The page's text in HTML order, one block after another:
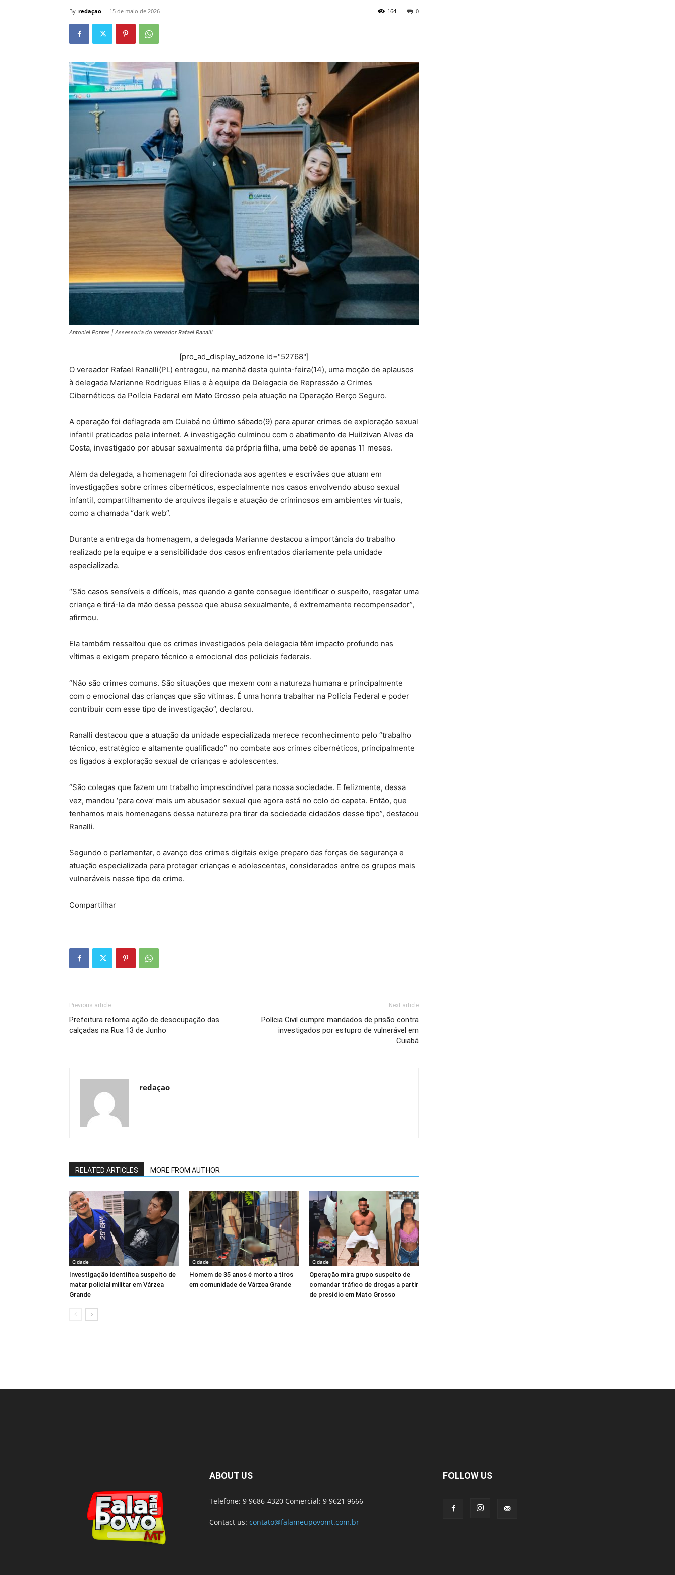
By redaçao - 15 de maio de 2026 0
164
Antoniel Pontes | Assessoria do vereador Rafael Ranalli
[pro_ad_display_adzone id="52768"]
O vereador Rafael Ranalli(PL) entregou, na manhã desta quinta-feira(14), uma moção de aplausos
à delegada Marianne Rodrigues Elias e à equipe da Delegacia de Repressão a Crimes
Cibernéticos da Polícia Federal em Mato Grosso pela atuação na Operação Berço Seguro.
A operação foi deflagrada em Cuiabá no último sábado(9) para apurar crimes de exploração sexual
infantil praticados pela internet. A investigação culminou com o abatimento de Huilzivan Alves da
Costa, investigado por abusar sexualmente da própria filha, uma bebê de apenas 11 meses.
Além da delegada, a homenagem foi direcionada aos agentes e escrivães que atuam em
investigações sobre crimes cibernéticos, especialmente nos casos envolvendo abuso sexual
infantil, compartilhamento de arquivos ilegais e atuação de criminosos em ambientes virtuais,
como a chamada “dark web”.
Durante a entrega da homenagem, a delegada Marianne destacou a importância do trabalho
realizado pela equipe e a sensibilidade dos casos enfrentados diariamente pela unidade
especializada.
“São casos sensíveis e difíceis, mas quando a gente consegue identificar o suspeito, resgatar uma
criança e tirá-la da mão dessa pessoa que abusa sexualmente, é extremamente recompensador”,
afirmou.
Ela também ressaltou que os crimes investigados pela delegacia têm impacto profundo nas
vítimas e exigem preparo técnico e emocional dos policiais federais.
“Não são crimes comuns. São situações que mexem com a natureza humana e principalmente
com o emocional das crianças que são vítimas. É uma honra trabalhar na Polícia Federal e poder
contribuir com esse tipo de investigação”, declarou.
Ranalli destacou que a atuação da unidade especializada merece reconhecimento pelo “trabalho
técnico, estratégico e altamente qualificado” no combate aos crimes cibernéticos, principalmente
os ligados à exploração sexual de crianças e adolescentes.
“São colegas que fazem um trabalho imprescindível para nossa sociedade. E felizmente, dessa
vez, mandou ‘para cova’ mais um abusador sexual que agora está no colo do capeta. Então, que
tenhamos mais homenagens dessa natureza pra tirar da sociedade cidadãos desse tipo”, destacou
Ranalli.
Segundo o parlamentar, o avanço dos crimes digitais exige preparo das forças de segurança e
atuação especializada para proteger crianças e adolescentes, considerados entre os grupos mais
vulneráveis nesse tipo de crime.
Compartilhar
Previous article
Prefeitura retoma ação de desocupação das
calçadas na Rua 13 de Junho
Next article
Polícia Civil cumpre mandados de prisão contra
investigados por estupro de vulnerável em
Cuiabá
redaçao
RELATED ARTICLES MORE FROM AUTHOR
Cidade
Investigação identifica suspeito de
matar policial militar em Várzea
Grande
Cidade
Homem de 35 anos é morto a tiros
em comunidade de Várzea Grande
Cidade
Operação mira grupo suspeito de
comandar tráfico de drogas a partir
de presídio em Mato Grosso
ABOUT US
Telefone: 9 9686-4320 Comercial: 9 9621 9666
Contact us: contato@falameupovomt.com.br
FOLLOW US